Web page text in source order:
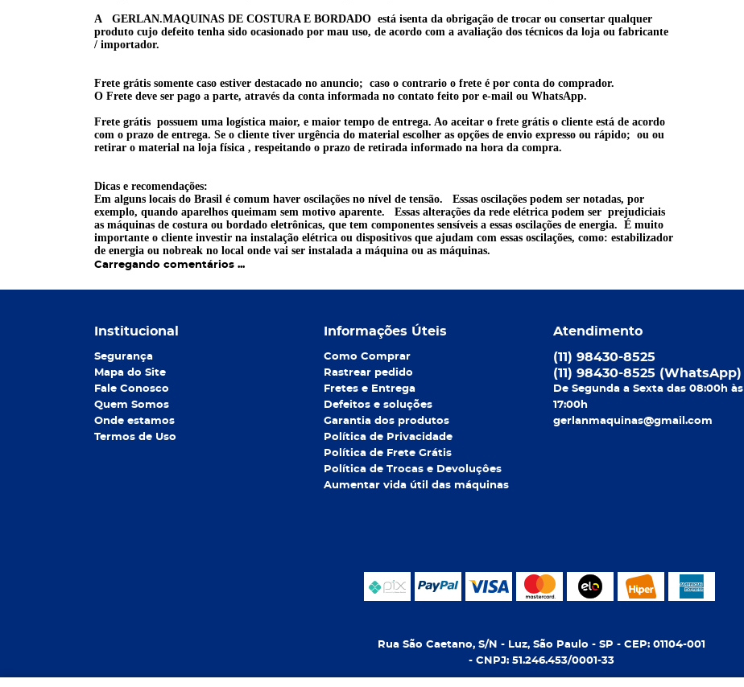
A GERLAN.MAQUINAS DE COSTURA E BORDADO está isenta da obrigação de trocar ou consertar qualquer
produto cujo defeito tenha sido ocasionado por mau uso, de acordo com a avaliação dos técnicos da loja ou fabricante
/ importador.
Frete grátis somente caso estiver destacado no anuncio; caso o contrario o frete é por conta do comprador.
O Frete deve ser pago a parte, através da conta informada no contato feito por e-mail ou WhatsApp.
Frete grátis possuem uma logística maior, e maior tempo de entrega. Ao aceitar o frete grátis o cliente está de acordo
com o prazo de entrega. Se o cliente tiver urgência do material escolher as opções de envio expresso ou rápido; ou ou
retirar o material na loja física , respeitando o prazo de retirada informado na hora da compra.
Dicas e recomendações:
Em alguns locais do Brasil é comum haver oscilações no nível de tensão. Essas oscilações podem ser notadas, por
exemplo, quando aparelhos queimam sem motivo aparente. Essas alterações da rede elétrica podem ser prejudiciais
as máquinas de costura ou bordado eletrônicas, que tem componentes sensíveis a essas oscilações de energia. É muito
importante o cliente investir na instalação elétrica ou dispositivos que ajudam com essas oscilações, como: estabilizador
de energia ou nobreak no local onde vai ser instalada a máquina ou as máquinas.
Carregando comentários ...
Institucional
Segurança
Mapa do Site
Fale Conosco
Quem Somos
Onde estamos
Termos de Uso
Informações Úteis
Como Comprar
Rastrear pedido
Fretes e Entrega
Defeitos e soluções
Garantia dos produtos
Política de Privacidade
Política de Frete Grátis
Política de Trocas e Devoluçôes
Aumentar vida útil das máquinas
Atendimento
(11) 98430-8525
(11) 98430-8525 (WhatsApp)
De Segunda a Sexta das 08:00h às
17:00h
gerlanmaquinas@gmail.com
Rua São Caetano, S/N - Luz, São Paulo - SP - CEP: 01104-001
- CNPJ: 51.246.453/0001-33